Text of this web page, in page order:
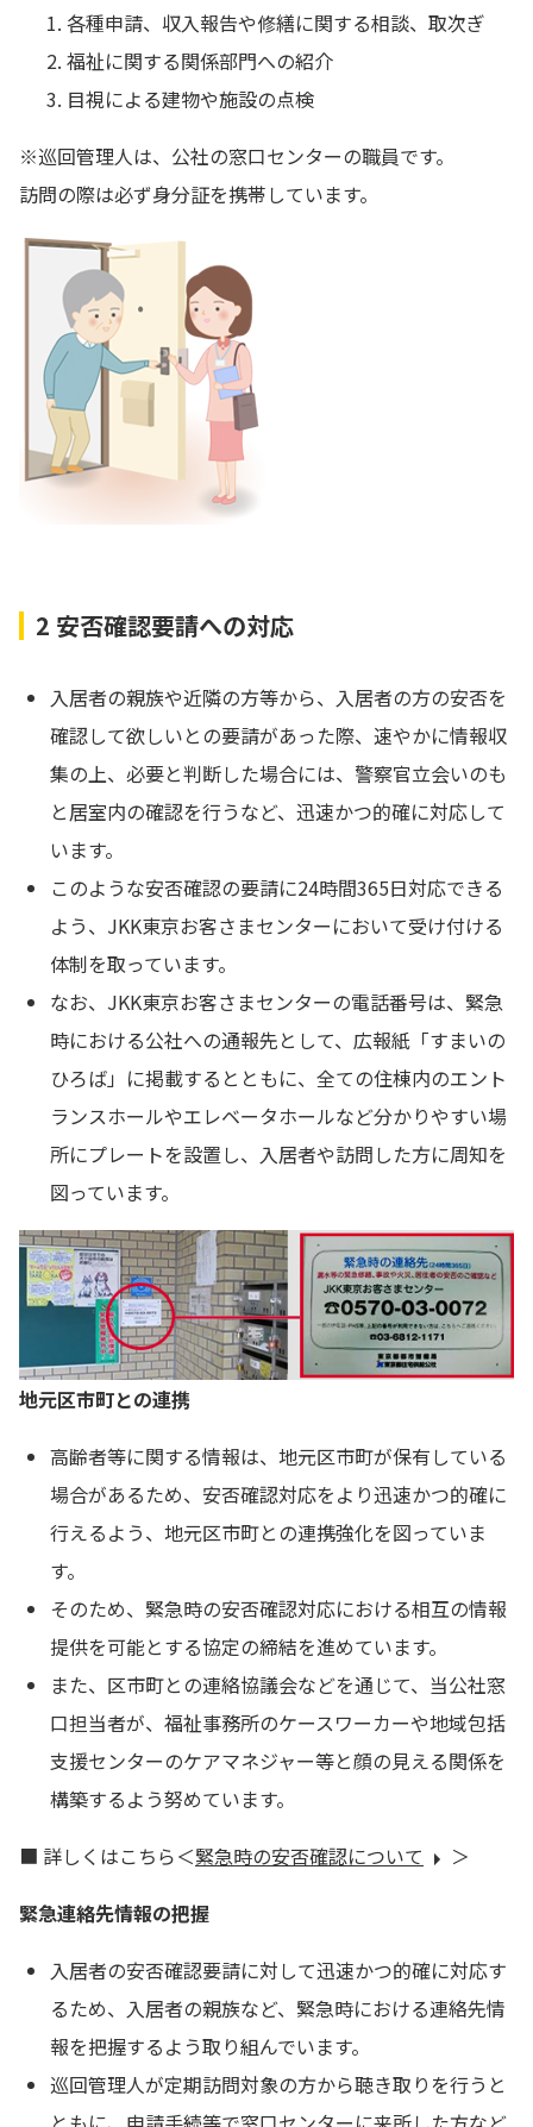
各種申請、収入報告や修繕に関する相談、取次ぎ
福祉に関する関係部門への紹介
目視による建物や施設の点検
※巡回管理人は、公社の窓口センターの職員です。
訪問の際は必ず身分証を携帯しています。
2 安否確認要請への対応
入居者の親族や近隣の方等から、入居者の方の安否を
確認して欲しいとの要請があった際、速やかに情報収
集の上、必要と判断した場合には、警察官立会いのも
と居室内の確認を行うなど、迅速かつ的確に対応して
います。
このような安否確認の要請に24時間365日対応できる
よう、JKK東京お客さまセンターにおいて受け付ける
体制を取っています。
なお、JKK東京お客さまセンターの電話番号は、緊急
時における公社への通報先として、広報紙「すまいの
ひろば」に掲載するとともに、全ての住棟内のエント
ランスホールやエレベータホールなど分かりやすい場
所にプレートを設置し、入居者や訪問した方に周知を
図っています。
地元区市町との連携
高齢者等に関する情報は、地元区市町が保有している
場合があるため、安否確認対応をより迅速かつ的確に
行えるよう、地元区市町との連携強化を図っていま
す。
そのため、緊急時の安否確認対応における相互の情報
提供を可能とする協定の締結を進めています。
また、区市町との連絡協議会などを通じて、当公社窓
口担当者が、福祉事務所のケースワーカーや地域包括
支援センターのケアマネジャー等と顔の見える関係を
構築するよう努めています。
■ 詳しくはこちら＜緊急時の安否確認について
＞
緊急連絡先情報の把握
入居者の安否確認要請に対して迅速かつ的確に対応す
るため、入居者の親族など、緊急時における連絡先情
報を把握するよう取り組んでいます。
巡回管理人が定期訪問対象の方から聴き取りを行うと